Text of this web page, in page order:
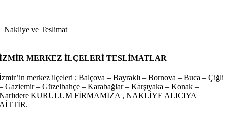
Nakliye ve Teslimat
MERKEZ İLÇELERİ TESLİMATLAR
merkez ilçeleri ; Balçova – Bayraklı – Bornova – Buca – Çiğli
Gaziemir – Güzelbahçe – Karabağlar – Karşıyaka – Konak –
KURULUM FİRMAMIZA , NAKLİYE ALICIYA